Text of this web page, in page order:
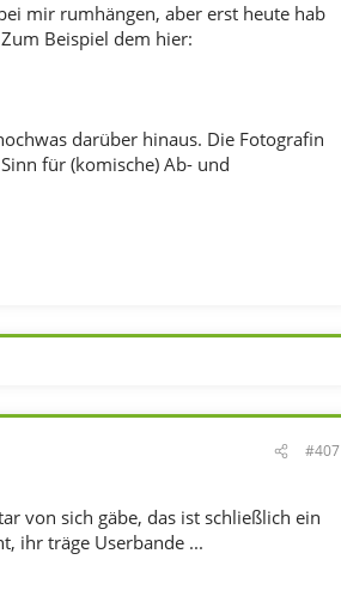
mir rumhängen, aber erst heute hab
Beispiel dem hier:
darüber hinaus. Die Fotografin
für (komische) Ab- und
#407
von sich gäbe, das ist schließlich ein
ihr träge Userbande ...